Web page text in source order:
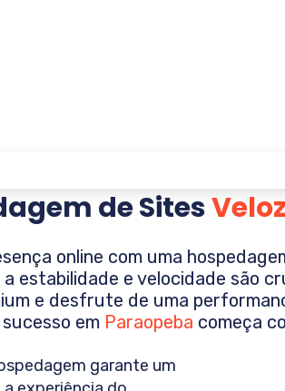
de SitesVeloz
online com uma
estabilidade e velocidade são
e desfrute de uma
em Paraopeba começa
garante um